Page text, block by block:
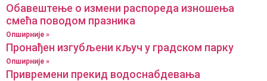
Обавештење о измени распореда изношења
смећа поводом празника
Опширније »
Пронађен изгубљени кључ у градском парку
Опширније »
Привремени прекид водоснабдевања